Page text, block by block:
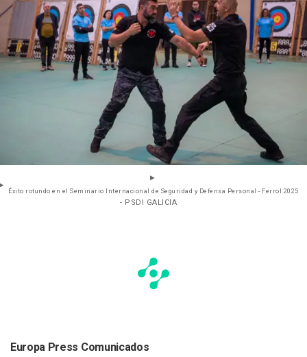
Éxito rotundo en el Seminario Internacional de Seguridad y Defensa Personal - Ferrol 2025
- PSDI GALICIA
Europa Press Comunicados